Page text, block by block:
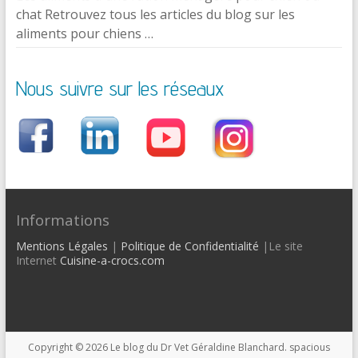
chat Retrouvez tous les articles du blog sur les
aliments pour chiens …
Nous suivre sur les réseaux
Informations
Mentions Légales | Politique de Confidentialité |Le site
Internet Cuisine-a-crocs.com
Copyright © 2026 Le blog du Dr Vet Géraldine Blanchard. spacious